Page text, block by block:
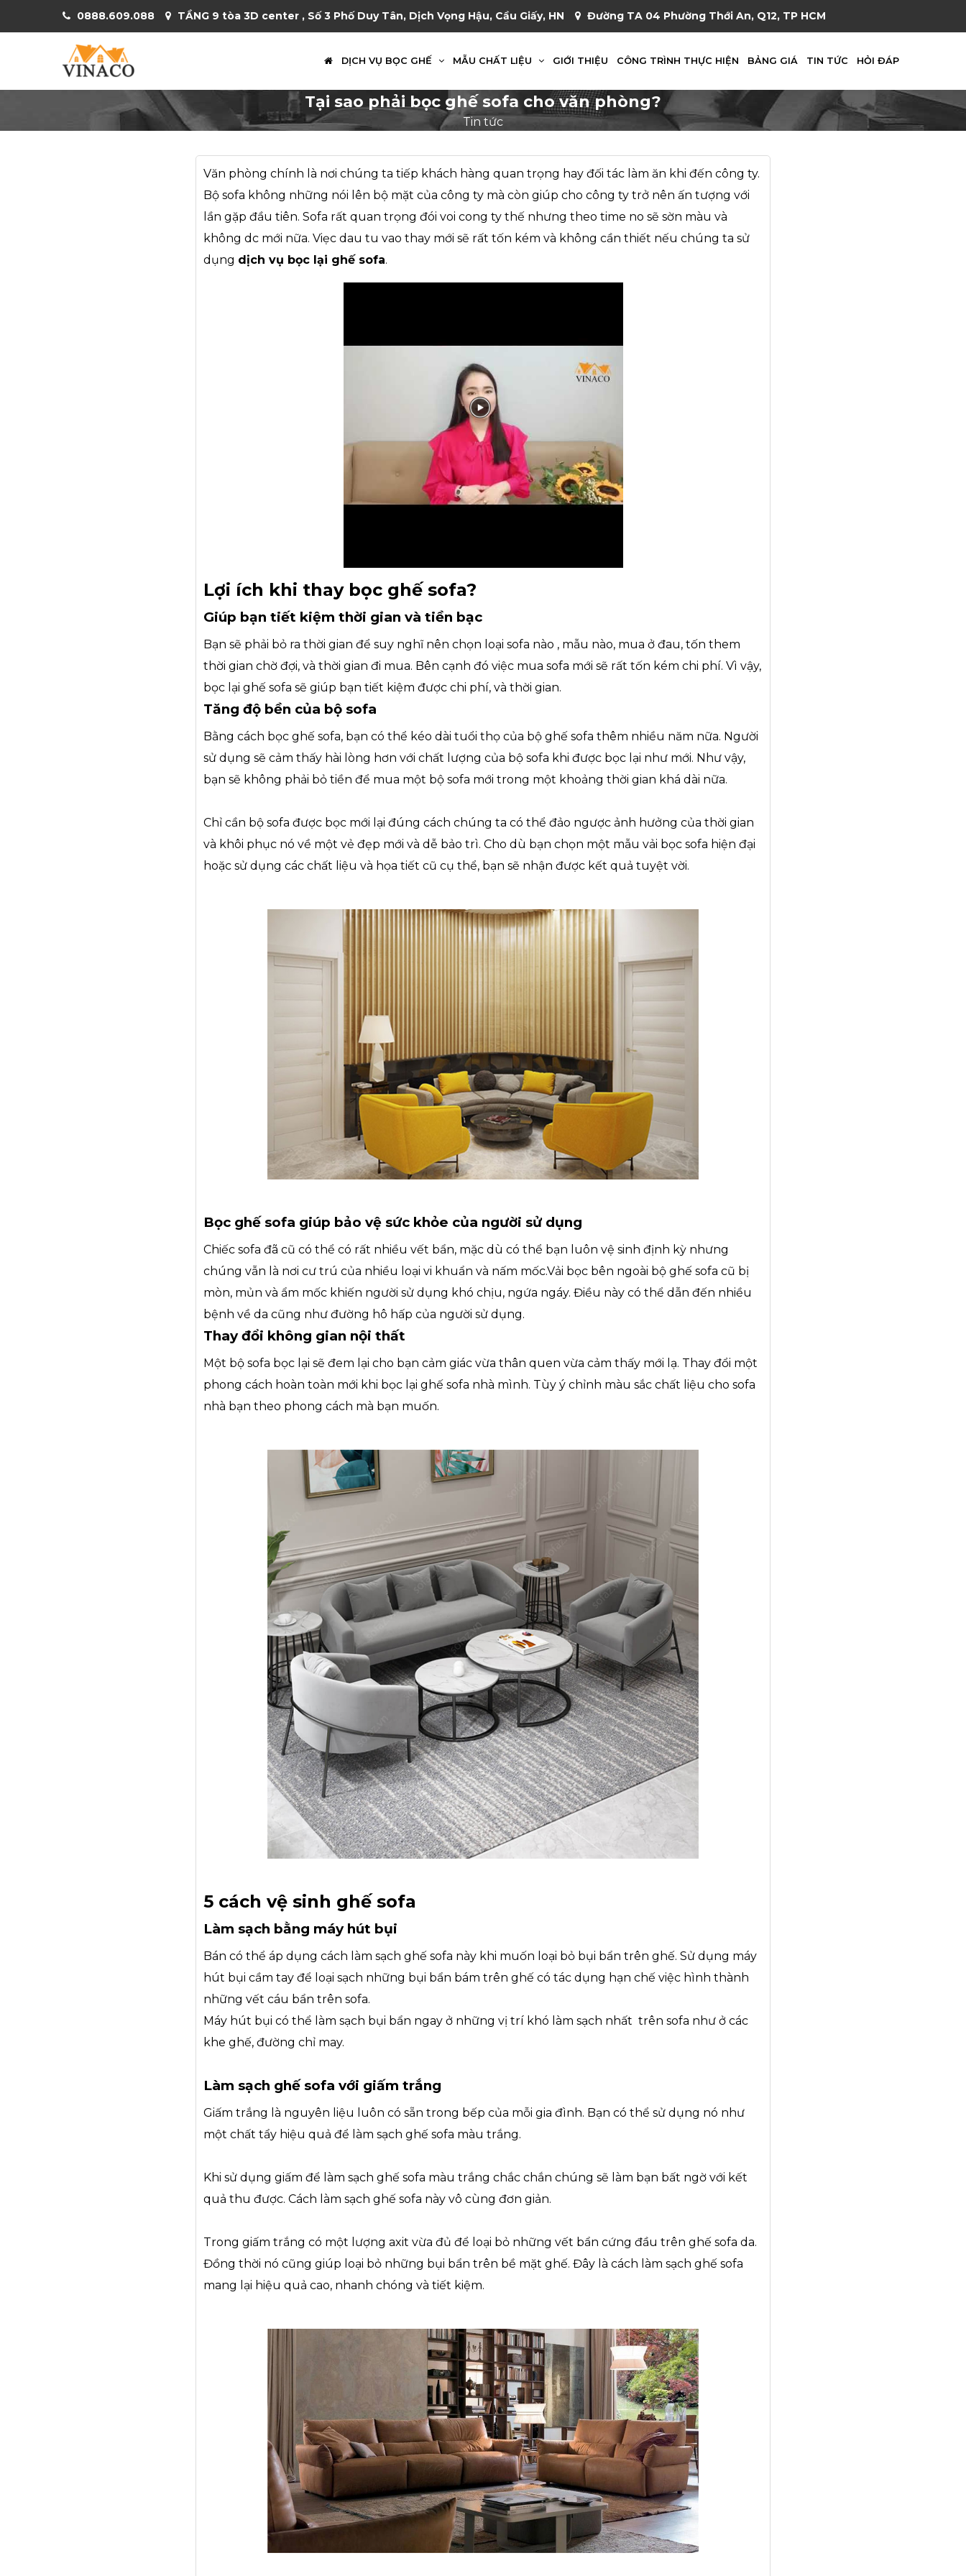
0888.609.088 TẦNG 9 tòa 3D center , Số 3 Phố Duy Tân, Dịch Vọng Hậu, Cầu Giấy, HN Đường TA 04 Phường Thới An, Q12, TP HCM
DỊCH VỤ BỌC GHẾ MẪU CHẤT LIỆU GIỚI THIỆU CÔNG TRÌNH THỰC HIỆN BẢNG GIÁ TIN TỨC HỎI ĐÁP
Tại sao phải bọc ghế sofa cho văn phòng?
Tin tức
Văn phòng chính là nơi chúng ta tiếp khách hàng quan trọng hay đối tác làm ăn khi đến công ty.
Bộ sofa không những nói lên bộ mặt của công ty mà còn giúp cho công ty trở nên ấn tượng với
lần gặp đầu tiên. Sofa rất quan trọng đói voi cong ty thế nhưng theo time no sẽ sờn màu và
không dc mới nữa. Viẹc dau tu vao thay mới sẽ rất tốn kém và không cần thiết nếu chúng ta sử
dụng dịch vụ bọc lại ghế sofa.
Lợi ích khi thay bọc ghế sofa?
Giúp bạn tiết kiệm thời gian và tiền bạc
Bạn sẽ phải bỏ ra thời gian để suy nghĩ nên chọn loại sofa nào , mẫu nào, mua ở đau, tốn them
thời gian chờ đợi, và thời gian đi mua. Bên cạnh đó việc mua sofa mới sẽ rất tốn kém chi phí. Vì vậy,
bọc lại ghế sofa sẽ giúp bạn tiết kiệm được chi phí, và thời gian.
Tăng độ bền của bộ sofa
Bằng cách bọc ghế sofa, bạn có thể kéo dài tuổi thọ của bộ ghế sofa thêm nhiều năm nữa. Người
sử dụng sẽ cảm thấy hài lòng hơn với chất lượng của bộ sofa khi được bọc lại như mới. Như vậy,
bạn sẽ không phải bỏ tiền để mua một bộ sofa mới trong một khoảng thời gian khá dài nữa.
Chỉ cần bộ sofa được bọc mới lại đúng cách chúng ta có thể đảo ngược ảnh hưởng của thời gian
và khôi phục nó về một vẻ đẹp mới và dễ bảo trì. Cho dù bạn chọn một mẫu vải bọc sofa hiện đại
hoặc sử dụng các chất liệu và họa tiết cũ cụ thể, bạn sẽ nhận được kết quả tuyệt vời.
Bọc ghế sofa giúp bảo vệ sức khỏe của người sử dụng
Chiếc sofa đã cũ có thể có rất nhiều vết bẩn, mặc dù có thể bạn luôn vệ sinh định kỳ nhưng
chúng vẫn là nơi cư trú của nhiều loại vi khuẩn và nấm mốc.Vải bọc bên ngoài bộ ghế sofa cũ bị
mòn, mủn và ẩm mốc khiến người sử dụng khó chịu, ngứa ngáy. Điều này có thể dẫn đến nhiều
bệnh về da cũng như đường hô hấp của người sử dụng.
Thay đổi không gian nội thất
Một bộ sofa bọc lại sẽ đem lại cho bạn cảm giác vừa thân quen vừa cảm thấy mới lạ. Thay đổi một
phong cách hoàn toàn mới khi bọc lại ghế sofa nhà mình. Tùy ý chỉnh màu sắc chất liệu cho sofa
nhà bạn theo phong cách mà bạn muốn.
5 cách vệ sinh ghế sofa
Làm sạch bằng máy hút bụi
Bán có thể áp dụng cách làm sạch ghế sofa này khi muốn loại bỏ bụi bẩn trên ghế. Sử dụng máy
hút bụi cầm tay để loại sạch những bụi bẩn bám trên ghế có tác dụng hạn chế việc hình thành
những vết cáu bẩn trên sofa.
Máy hút bụi có thể làm sạch bụi bẩn ngay ở những vị trí khó làm sạch nhất trên sofa như ở các
khe ghế, đường chỉ may.
Làm sạch ghế sofa với giấm trắng
Giấm trắng là nguyên liệu luôn có sẵn trong bếp của mỗi gia đình. Bạn có thể sử dụng nó như
một chất tẩy hiệu quả để làm sạch ghế sofa màu trắng.
Khi sử dụng giấm để làm sạch ghế sofa màu trắng chắc chắn chúng sẽ làm bạn bất ngờ với kết
quả thu được. Cách làm sạch ghế sofa này vô cùng đơn giản.
Trong giấm trắng có một lượng axit vừa đủ để loại bỏ những vết bẩn cứng đầu trên ghế sofa da.
Đồng thời nó cũng giúp loại bỏ những bụi bẩn trên bề mặt ghế. Đây là cách làm sạch ghế sofa
mang lại hiệu quả cao, nhanh chóng và tiết kiệm.